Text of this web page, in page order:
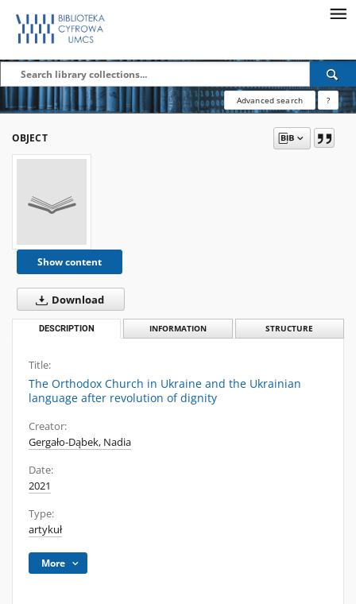
Advanced search ?
OBJECT
Show content
Download
DESCRIPTION INFORMATION STRUCTURE
Title:
The Orthodox Church in Ukraine and the Ukrainian
language after revolution of dignity
Creator:
Gergało-Dąbek, Nadia
Date:
2021
Type:
artykuł
More